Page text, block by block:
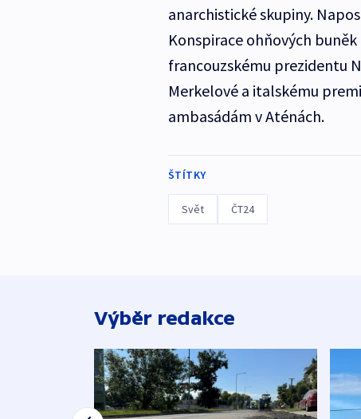
anarchistické skupiny.
Konspirace ohňových
francouzskému prezidentu
Merkelové a italskému
ambasádám v Aténách.
ŠTÍTKY
Svět ČT24
Výběr redakce